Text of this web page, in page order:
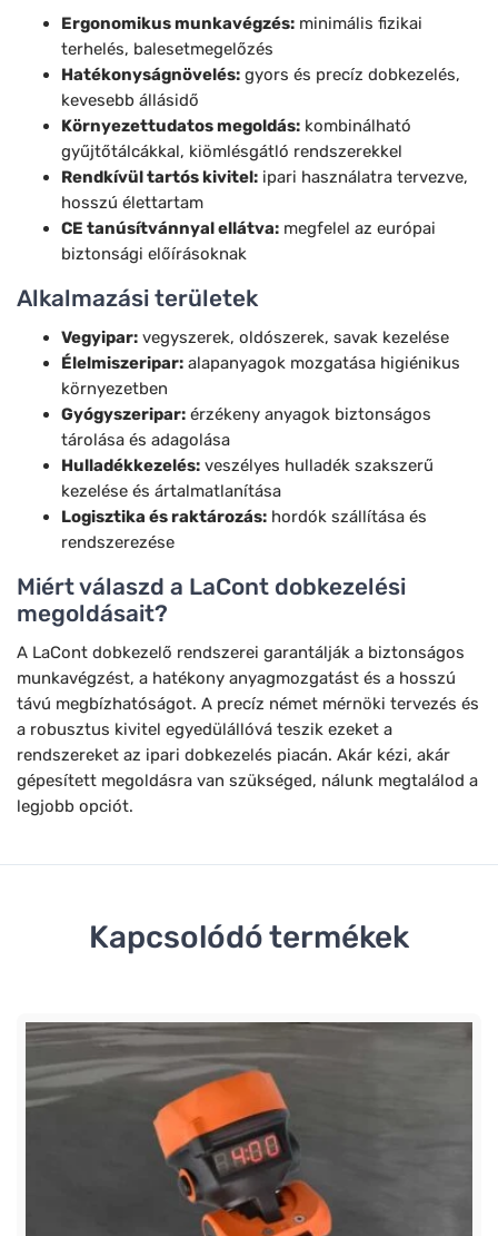
Ergonomikus munkavégzés: minimális fizikai
terhelés, balesetmegelőzés
Hatékonyságnövelés: gyors és precíz dobkezelés,
kevesebb állásidő
Környezettudatos megoldás: kombinálható
gyűjtőtálcákkal, kiömlésgátló rendszerekkel
Rendkívül tartós kivitel: ipari használatra tervezve,
hosszú élettartam
CE tanúsítvánnyal ellátva: megfelel az európai
biztonsági előírásoknak
Alkalmazási területek
Vegyipar: vegyszerek, oldószerek, savak kezelése
Élelmiszeripar: alapanyagok mozgatása higiénikus
környezetben
Gyógyszeripar: érzékeny anyagok biztonságos
tárolása és adagolása
Hulladékkezelés: veszélyes hulladék szakszerű
kezelése és ártalmatlanítása
Logisztika és raktározás: hordók szállítása és
rendszerezése
Miért válaszd a LaCont dobkezelési
megoldásait?
A LaCont dobkezelő rendszerei garantálják a biztonságos
munkavégzést, a hatékony anyagmozgatást és a hosszú
távú megbízhatóságot. A precíz német mérnöki tervezés és
a robusztus kivitel egyedülállóvá teszik ezeket a
rendszereket az ipari dobkezelés piacán. Akár kézi, akár
gépesített megoldásra van szükséged, nálunk megtalálod a
legjobb opciót.
Kapcsolódó termékek